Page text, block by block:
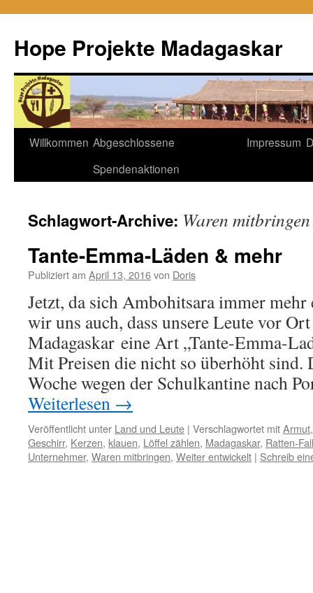
Hope Projekte Madagaskar
Zum
Willkommen Abgeschlossene
Spendenaktionen
Impressum
Schlagwort-Archive: Waren mitbringen
Tante-Emma-Läden & mehr
Publiziert am April 13, 2016von Doris
Jetzt, da sich Ambohitsara immer
wir uns auch, dass unsere Leute vor
Madagaskar eine Art „Tante-Emma-
Mit Preisen die nicht so überhöht sind.
Woche wegen der Schulkantine nach
Weiterlesen →
Veröffentlicht unter Land und Leute | Verschlagwortet mitArmut
Geschirr, Kerzen, klauen, Löffel zählen, Madagaskar, Ratten-
Unternehmer, Waren mitbringen, Weiter entwickelt | Schreib